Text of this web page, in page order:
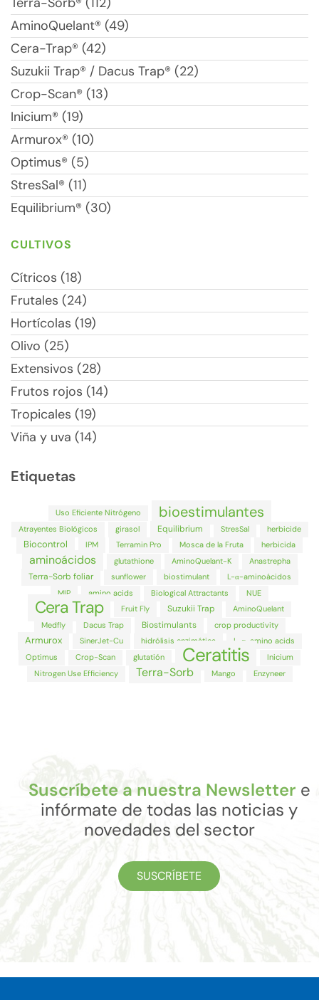
AminoQuelant® (49)
Cera-Trap® (42)
Suzukii Trap® / Dacus Trap® (22)
Crop-Scan® (13)
Inicium® (19)
Armurox® (10)
Optimus® (5)
StresSal® (11)
Equilibrium® (30)
CULTIVOS
Cítricos (18)
Frutales (24)
Hortícolas (19)
Olivo (25)
Extensivos (28)
Frutos rojos (14)
Tropicales (19)
Viña y uva (14)
Etiquetas
Uso Eficiente Nitrógeno bioestimulantes
Atrayentes Biológicos girasol Equilibrium StresSal herbicide
Biocontrol IPM Terramin Pro Mosca de la Fruta herbicida
aminoácidos glutathione AminoQuelant-K Anastrepha
Terra-Sorb foliar sunflower biostimulant
L-α-aminoácidos
MIP
amino acids Biological Attractants NUE
Cera Trap Fruit Fly Suzukii Trap
AminoQuelant
Medfly
Dacus Trap Biostimulants crop productivity
Armurox SinerJet-Cu hidrólisis enzimática
L-α-amino acids
Optimus
Crop-Scan glutatión Ceratitis
Inicium
Nitrogen Use Efficiency
Terra-Sorb Mango Enzyneer
Suscríbete a nuestra Newsletter e
infórmate de todas las noticias y
novedades del sector
SUSCRÍBETE